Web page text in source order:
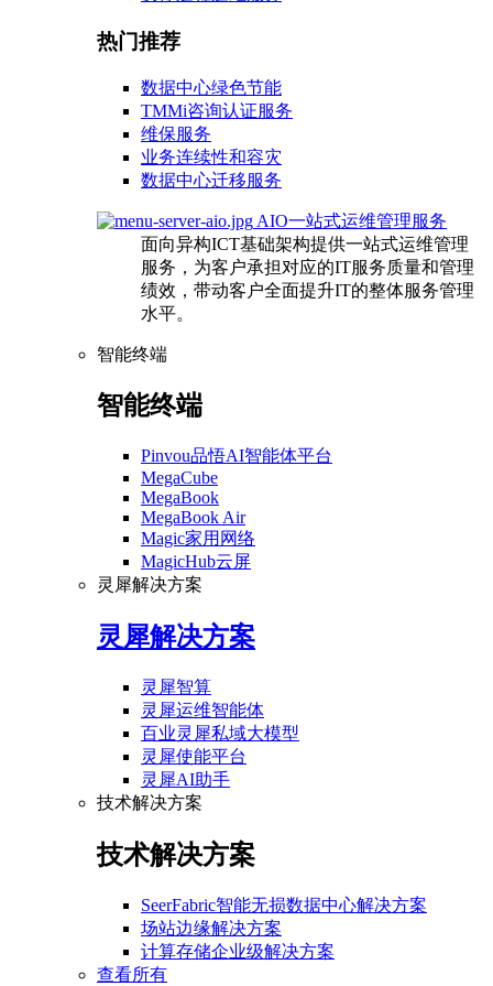
热门推荐
数据中心绿色节能
TMMi咨询认证服务
维保服务
业务连续性和容灾
数据中心迁移服务
AIO一站式运维管理服务
面向异构ICT基础架构提供一站式运维管理
服务，为客户承担对应的IT服务质量和管理
绩效，带动客户全面提升IT的整体服务管理
水平。
智能终端
智能终端
Pinvou品悟AI智能体平台
MegaCube
MegaBook
MegaBook Air
Magic家用网络
MagicHub云屏
灵犀解决方案
灵犀解决方案
灵犀智算
灵犀运维智能体
百业灵犀私域大模型
灵犀使能平台
灵犀AI助手
技术解决方案
技术解决方案
SeerFabric智能无损数据中心解决方案
场站边缘解决方案
计算存储企业级解决方案
查看所有